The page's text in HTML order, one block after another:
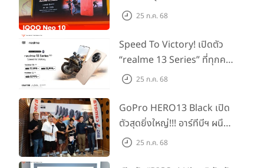
ครับ ดูเข้มและไล่โทนได้อย่างสวยงามแถมยังมีความระยิบระยับ ดู
สวยงามเกินราคามากๆครับ นอกจากนี้ยังรองรับมาตรฐานป้องกันละออง
น้ำ และฝุ่นระดับ IP54
แม็กซ์ในทุกแมตช์’ ในราคาเริ่ม
25 ก.ค. 68
Speed To Victory! เปิดตัว
“realme 13 Series” ที่ทุกคน
รอคอย อัพเกรดชิปเซ็ตตัวแรง
Dominator แห่งปี! ในราคา
เริ่มต้นเพียง 8,999 บาท
25 ก.ค. 68
GoPro HERO13 Black เปิด
ตัวสุดยิ่งใหญ่!!! อาร์ทีบีฯ ผนึก
กำลัง Big Camera และ
25 ก.ค. 68